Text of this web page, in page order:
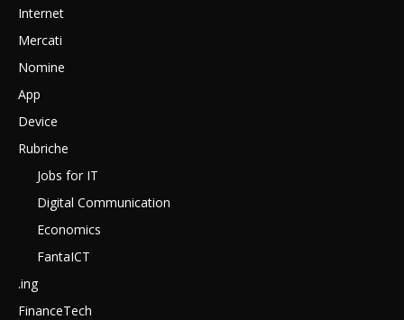
Internet
Mercati
Nomine
App
Device
Rubriche
Jobs for IT
Digital Communication
Economics
FantaICT
.ing
FinanceTech